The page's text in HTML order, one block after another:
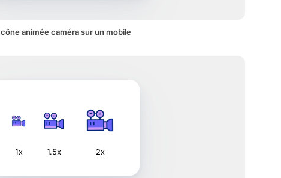
animée caméra sur un mobile
1x 1.5x 2x